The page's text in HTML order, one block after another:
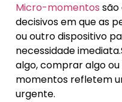
Micro-momentos são
decisivos em que as
ou outro dispositivo
necessidade
algo, comprar algo ou
momentos refletem
urgente.